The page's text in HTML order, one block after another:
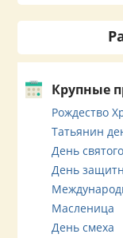
Крупные
Рождество
Татьянин
День
День
Масленица
День смеха